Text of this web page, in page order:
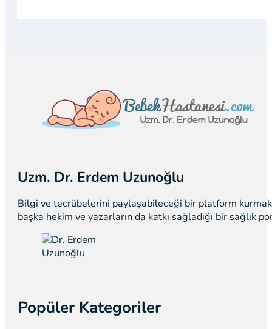
Uzm. Dr. Erdem Uzunoğlu
Bilgi ve tecrübelerini paylaşabileceği bir platform kurmak
başka hekim ve yazarların da katkı sağladığı bir sağlık
Popüler Kategoriler